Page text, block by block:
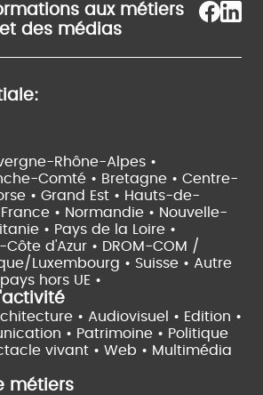
aux métiers
des médias
Rhône-Alpes •
Comté • Bretagne • Centre-
• Grand Est • Hauts-de-
• Normandie • Nouvelle-
• Pays de la Loire •
d'Azur • DROM-COM /
Luxembourg • Suisse • Autre
hors UE •
• Audiovisuel • Edition •
• Patrimoine • Politique
vivant • Web • Multimédia
métiers